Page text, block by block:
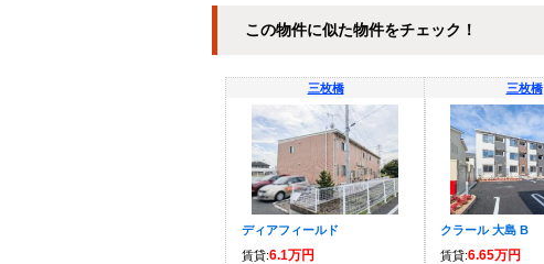
この物件に似た物件をチェック！
三枚橋
ディアフィールド
賃貸:6.1万円
三枚橋
クラール 大島 B
賃貸:6.65万円